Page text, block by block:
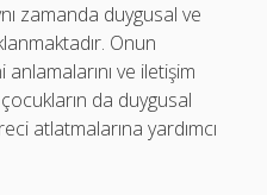
zamanda duygusal ve
Onun
anlamalarını ve iletişim
da duygusal
atlatmalarına yardımcı